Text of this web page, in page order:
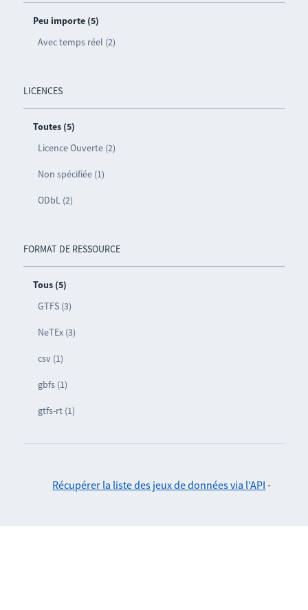
Peu importe (5)
Avec temps réel (2)
LICENCES
Toutes (5)
Licence Ouverte (2)
Non spécifiée (1)
ODbL (2)
FORMAT DE RESSOURCE
Tous (5)
GTFS (3)
NeTEx (3)
csv (1)
gbfs (1)
gtfs-rt (1)
Récupérer la liste des jeux de données via l'API -